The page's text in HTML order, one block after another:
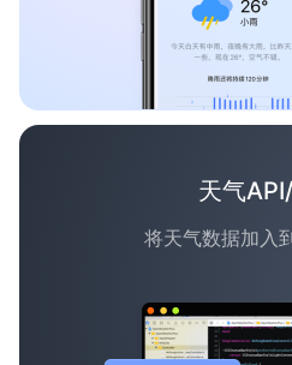
天气
将天气数据加入